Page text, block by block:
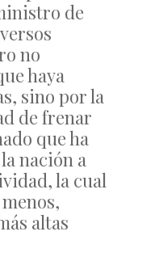
de
no
haya
sino por la
de frenar
que ha
nación a
la cual
altas